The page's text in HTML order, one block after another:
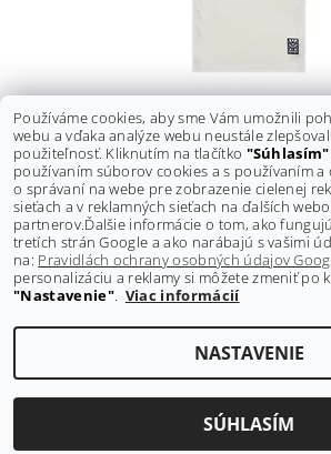
DRES TLD SKYLINE SS RIDE TEE
Pôvodne:50 €
Ušetríte:10,10 € (–20 %)
39,90 €
Shoptet.sk
2026 ©GRAVITY-shop.sk, všetky práva vyhradené
Vytvoril Shoptet
Používáme cookies, aby sme Vám umožnili
webu a vďaka analýze webu neustále
použiteľnosť. Kliknutím na tlačítko "Súhlasím"
používaním súborov cookies a s používaním
o správaní na webe pre zobrazenie cielenej
sieťach a v reklamných sieťach na ďalších
partnerov.Ďalšie informácie o tom, ako
tretích strán Google a ako narábajú s vašimi
na: Pravidlách ochrany osobných údajov
personalizáciu a reklamy si môžete zmeniť po
"Nastavenie". Viac informácií
NASTAVENIE
SÚHLASÍM